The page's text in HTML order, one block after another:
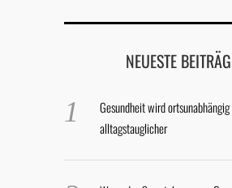
NEUESTE
Gesundheit wird
alltagstauglicher